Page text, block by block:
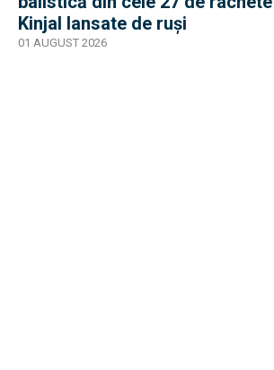
Kinjal lansate de ruși
01 AUGUST 2026